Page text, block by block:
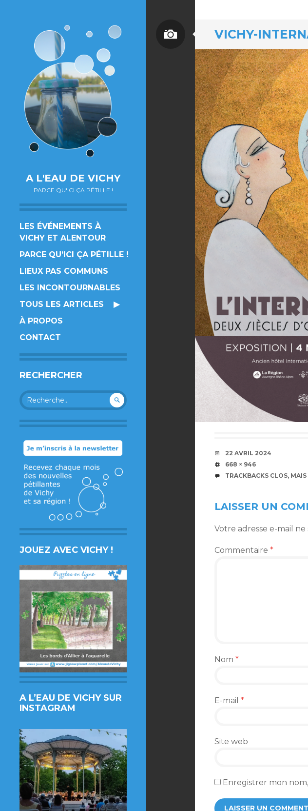
A L'EAU DE VICHY
PARCE QU'ICI ÇA PÉTILLE !
LES ÉVÉNEMENTS À
VICHY ET ALENTOUR
PARCE QU’ICI ÇA PÉTILLE !
LIEUX PAS COMMUNS
LES INCONTOURNABLES
TOUS LES ARTICLES
À PROPOS
CONTACT
RECHERCHER
Rechercher :
JOUEZ AVEC VICHY !
A L’EAU DE VICHY SUR
INSTAGRAM
VICHY-
DATE
22 AVRIL 2024
TAILLE
668 × 946
TRACKBACKS CLOS,
LAISSER UN
Votre adresse e-mail ne
Commentaire *
Nom *
E-mail *
Site web
Enregistrer mon